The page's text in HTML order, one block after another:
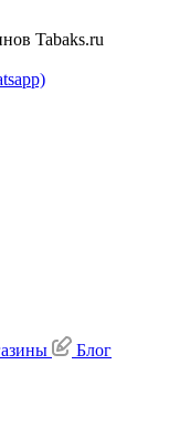
Tabaks.ru
Блог